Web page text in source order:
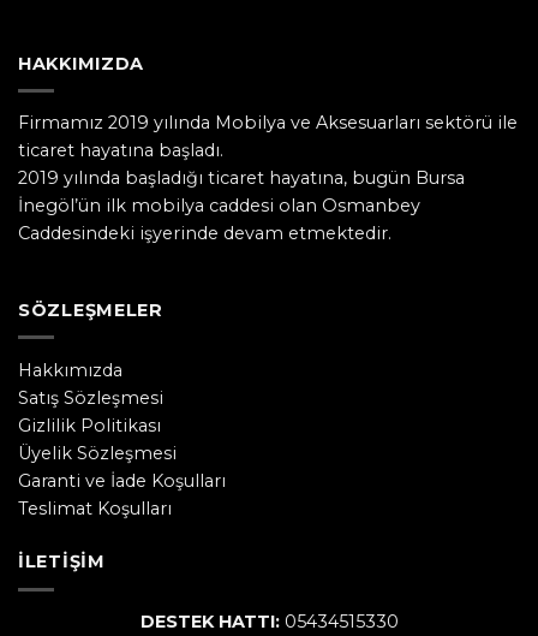
HAKKIMIZDA
Firmamız 2019 yılında Mobilya ve Aksesuarları sektörü ile
ticaret hayatına başladı.
2019 yılında başladığı ticaret hayatına, bugün Bursa
İnegöl’ün ilk mobilya caddesi olan Osmanbey
Caddesindeki işyerinde devam etmektedir.
SÖZLEŞMELER
Hakkımızda
Satış Sözleşmesi
Gizlilik Politikası
Üyelik Sözleşmesi
Garanti ve İade Koşulları
Teslimat Koşulları
İLETIŞIM
DESTEK HATTI:05434515330